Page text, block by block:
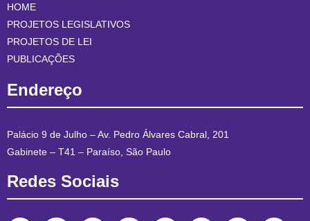
HOME
PROJETOS LEGISLATIVOS
PROJETOS DE LEI
PUBLICAÇÕES
Endereço
Palácio 9 de Julho – Av. Pedro Álvares Cabral, 201
Gabinete – T41 – Paraíso, São Paulo
Redes Sociais